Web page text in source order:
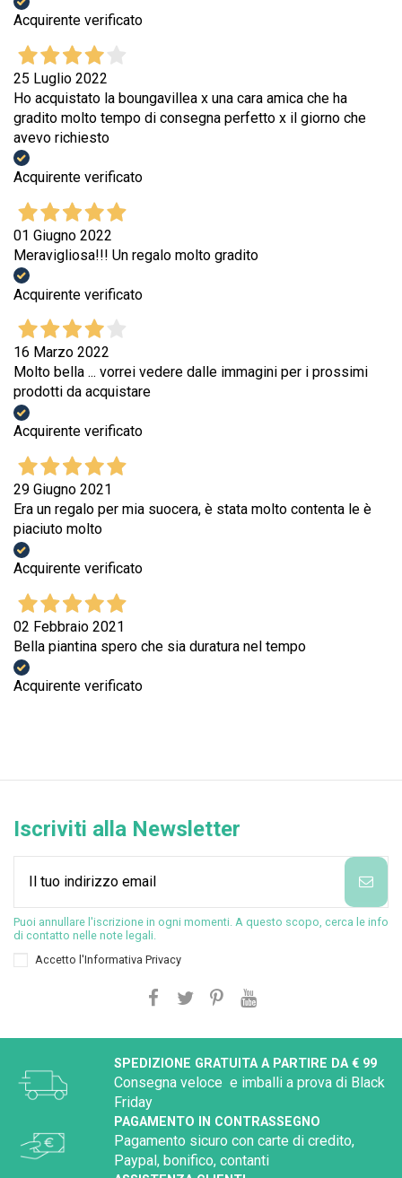
Acquirente verificato
25 Luglio 2022
Ho acquistato la boungavillea x una cara amica che ha
gradito molto tempo di consegna perfetto x il giorno che
avevo richiesto
Acquirente verificato
01 Giugno 2022
Meravigliosa!!! Un regalo molto gradito
Acquirente verificato
16 Marzo 2022
Molto bella ... vorrei vedere dalle immagini per i prossimi
prodotti da acquistare
Acquirente verificato
29 Giugno 2021
Era un regalo per mia suocera, è stata molto contenta le è
piaciuto molto
Acquirente verificato
02 Febbraio 2021
Bella piantina spero che sia duratura nel tempo
Acquirente verificato
Iscriviti alla Newsletter
Puoi annullare l'iscrizione in ogni momenti. A questo scopo, cerca le info
di contatto nelle note legali.
Accetto l'Informativa Privacy
SPEDIZIONE GRATUITA A PARTIRE DA € 99
Consegna veloce e imballi a prova di Black
Friday
PAGAMENTO IN CONTRASSEGNO
Pagamento sicuro con carte di credito,
Paypal, bonifico, contanti